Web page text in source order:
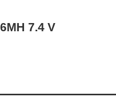
7.4 V